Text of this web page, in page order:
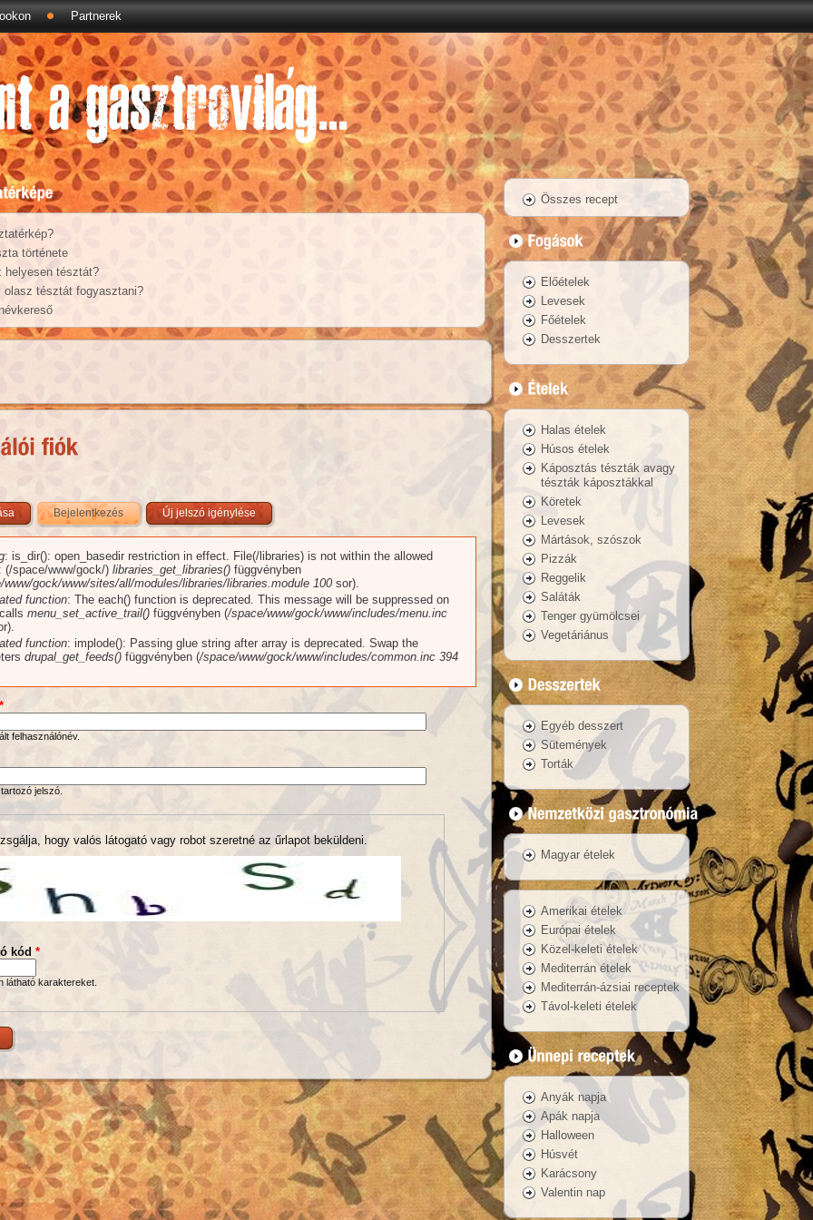
Partnerek
története
helyesen tésztát?
olasz tésztát fogyasztani?
Bejelentkezés(aktív fül)Új jelszó igénylése
: is_dir(): open_basedir restriction in effect. File(/libraries) is not within the allowed
(/space/www/gock/) libraries_get_libraries() függvényben
www/gock/www/sites/all/modules/libraries/libraries.module 100 sor).
function: The each() function is deprecated. This message will be suppressed on
menu_set_active_trail() függvényben (/space/www/gock/www/includes/menu.inc
function: implode(): Passing glue string after array is deprecated. Swap the
drupal_get_feeds() függvényben (/space/www/gock/www/includes/common.inc 394
*
felhasználónév.
jelszó.
hogy valós látogató vagy robot szeretné az űrlapot beküldeni.
kód *
látható karaktereket.
Összes recept
Előételek
Levesek
Főételek
Desszertek
Halas ételek
Húsos ételek
Káposztás tészták avagy
tészták káposztákkal
Köretek
Levesek
Mártások, szószok
Pizzák
Reggelik
Saláták
Tenger gyümölcsei
Vegetáriánus
Egyéb desszert
Sütemények
Torták
Magyar ételek
Amerikai ételek
Európai ételek
Közel-keleti ételek
Mediterrán ételek
Mediterrán-ázsiai receptek
Távol-keleti ételek
Anyák napja
Apák napja
Halloween
Húsvét
Karácsony
Valentin nap